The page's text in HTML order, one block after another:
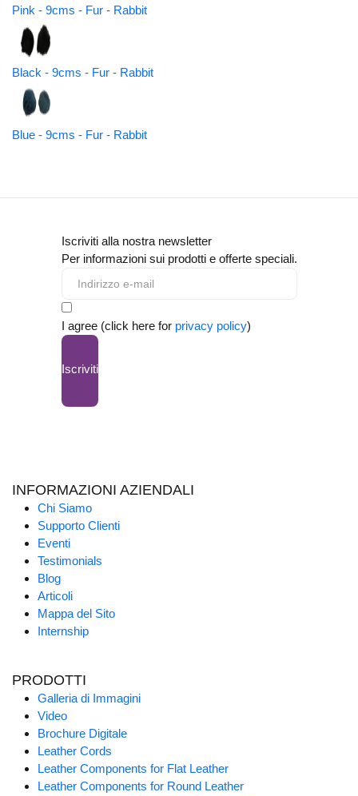
Pink - 9cms - Fur - Rabbit
Black - 9cms - Fur - Rabbit
Blue - 9cms - Fur - Rabbit
Iscriviti alla nostra newsletter
Per informazioni sui prodotti e offerte speciali.
I agree (click here for privacy policy)
Iscriviti
INFORMAZIONI AZIENDALI
Chi Siamo
Supporto Clienti
Eventi
Testimonials
Blog
Articoli
Mappa del Sito
Internship
PRODOTTI
Galleria di Immagini
Video
Brochure Digitale
Leather Cords
Leather Components for Flat Leather
Leather Components for Round Leather